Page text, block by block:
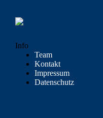
Info
Team
Kontakt
Impressum
Datenschutz